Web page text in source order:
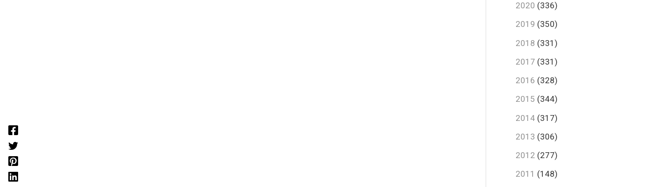
2020 (336)
2019 (350)
2018 (331)
2017 (331)
2016 (328)
2015 (344)
2014 (317)
2013 (306)
2012 (277)
2011 (148)